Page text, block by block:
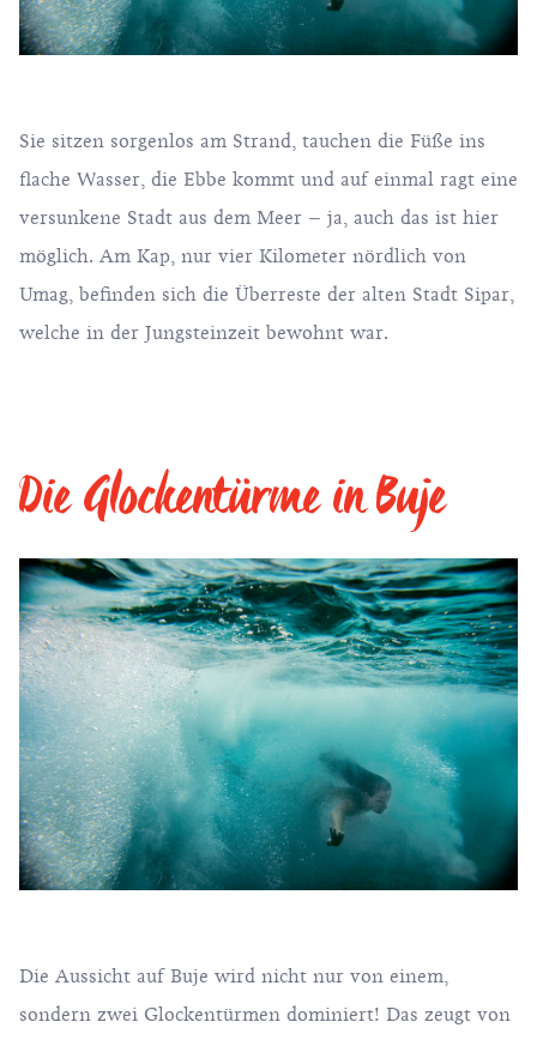
Sie sitzen sorgenlos am Strand, tauchen die Füße ins
flache Wasser, die Ebbe kommt und auf einmal ragt eine
versunkene Stadt aus dem Meer – ja, auch das ist hier
möglich. Am Kap, nur vier Kilometer nördlich von
Umag, befinden sich die Überreste der alten Stadt Sipar,
welche in der Jungsteinzeit bewohnt war.
Die Glockentürme in Buje
Die Aussicht auf Buje wird nicht nur von einem,
sondern zwei Glockentürmen dominiert! Das zeugt von